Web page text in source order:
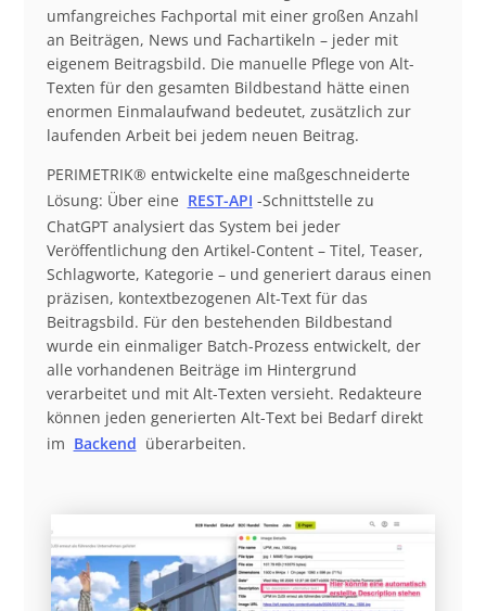
umfangreiches Fachportal mit einer großen Anzahl
an Beiträgen, News und Fachartikeln – jeder mit
eigenem Beitragsbild. Die manuelle Pflege von Alt-
Texten für den gesamten Bildbestand hätte einen
enormen Einmalaufwand bedeutet, zusätzlich zur
laufenden Arbeit bei jedem neuen Beitrag.
PERIMETRIK® entwickelte eine maßgeschneiderte
Lösung: Über eine REST-API -Schnittstelle zu
ChatGPT analysiert das System bei jeder
Veröffentlichung den Artikel-Content – Titel, Teaser,
Schlagworte, Kategorie – und generiert daraus einen
präzisen, kontextbezogenen Alt-Text für das
Beitragsbild. Für den bestehenden Bildbestand
wurde ein einmaliger Batch-Prozess entwickelt, der
alle vorhandenen Beiträge im Hintergrund
verarbeitet und mit Alt-Texten versieht. Redakteure
können jeden generierten Alt-Text bei Bedarf direkt
im Backend überarbeiten.